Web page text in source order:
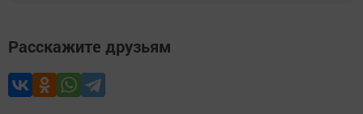
Расскажите друзьям